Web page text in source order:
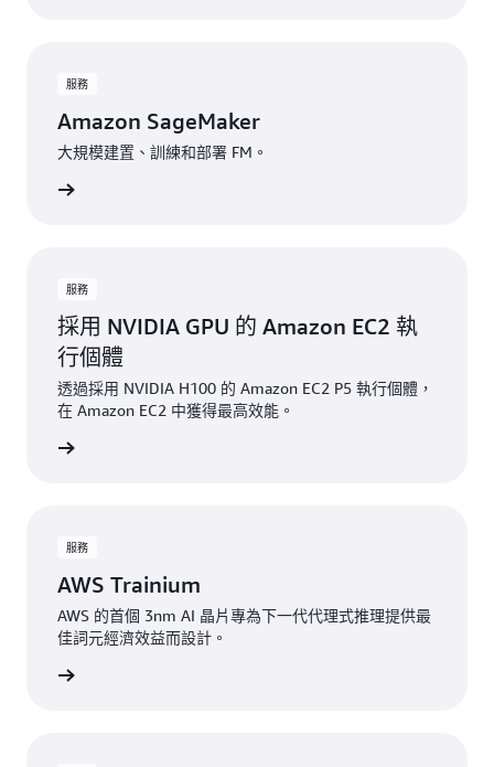
服務
Amazon SageMaker
大規模建置、訓練和部署 FM。
服務
採用 NVIDIA GPU 的 Amazon EC2 執
行個體
透過採用 NVIDIA H100 的 Amazon EC2 P5 執行個體，
在 Amazon EC2 中獲得最高效能。
服務
AWS Trainium
AWS 的首個 3nm AI 晶片專為下一代代理式推理提供最
佳詞元經濟效益而設計。